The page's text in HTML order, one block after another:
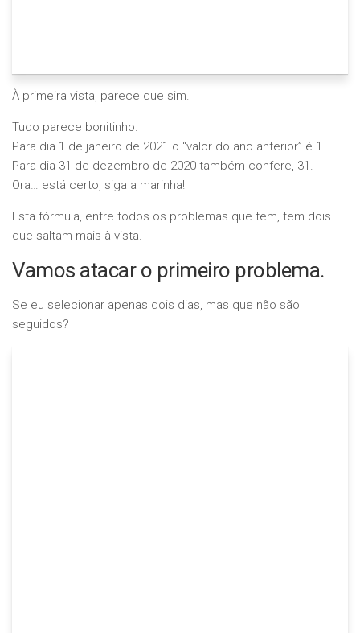
À primeira vista, parece que sim.
Tudo parece bonitinho.
Para dia 1 de janeiro de 2021 o “valor do ano anterior” é 1.
Para dia 31 de dezembro de 2020 também confere, 31.
Ora… está certo, siga a marinha!
Esta fórmula, entre todos os problemas que tem, tem dois
que saltam mais à vista.
Vamos atacar o primeiro problema.
Se eu selecionar apenas dois dias, mas que não são
seguidos?